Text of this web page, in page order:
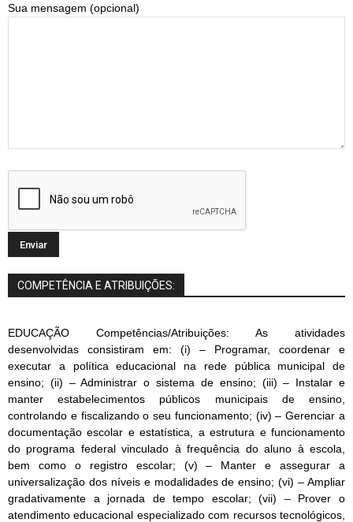
Sua mensagem (opcional)
COMPETÊNCIA E ATRIBUIÇÕES:
EDUCAÇÃO Competências/Atribuições: As atividades
desenvolvidas consistiram em: (i) – Programar, coordenar e
executar a política educacional na rede pública municipal de
ensino; (ii) – Administrar o sistema de ensino; (iii) – Instalar e
manter estabelecimentos públicos municipais de ensino,
controlando e fiscalizando o seu funcionamento; (iv) – Gerenciar a
documentação escolar e estatística, a estrutura e funcionamento
do programa federal vinculado à frequência do aluno à escola,
bem como o registro escolar; (v) – Manter e assegurar a
universalização dos níveis e modalidades de ensino; (vi) – Ampliar
gradativamente a jornada de tempo escolar; (vii) – Prover o
atendimento educacional especializado com recursos tecnológicos,